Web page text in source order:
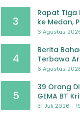
3
Rapat Tiga
ke Medan,
Jadikan
6 Agustus
4
Berita
Terbawa
Dalam
6 Agustus
5
39 Orang
GEMA BT
Jangan
31 Juli 2026 -